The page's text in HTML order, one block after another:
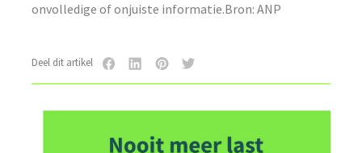
onvolledige of onjuiste informatie.Bron: ANP
Deel dit artikel